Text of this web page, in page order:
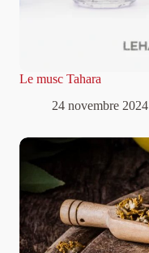
Le musc Tahara
24 novembre 2024